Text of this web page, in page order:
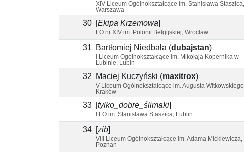
XIV Liceum Ogólnokształcące im. Stanisława Staszica,
Warszawa
30 Ekipa Krzemowa
LO nr XIV im. Polonii Belgijskiej, Wrocław
31 Bartłomiej Niedbała (dubajstan)
I Liceum Ogólnokształcące im. Mikołaja Kopernika w
Lubinie, Lubin
32 Maciej Kuczyński (maxitrox)
V Liceum Ogólnokształcące im. Augusta Witkowskiego,
Kraków
33 tylko_dobre_ślimaki
I LO im. Stanisława Staszica, Lublin
34 zib
VIII Liceum Ogólnokształcące im. Adama Mickiewicza,
Poznań